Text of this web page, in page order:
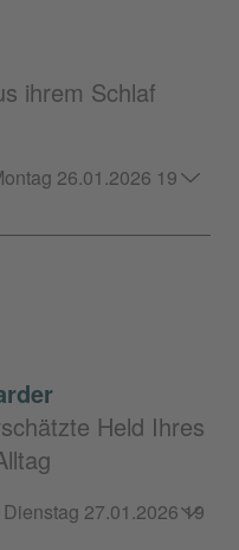
ihrem Schlaf
26.01.2026 19
Held Ihres
27.01.2026 19